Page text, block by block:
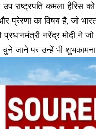
उप राष्ट्रपति कमला
प्रेरणा का विषय है, जो
नरेंद्र मोदी ने
जाने पर उन्हें भी